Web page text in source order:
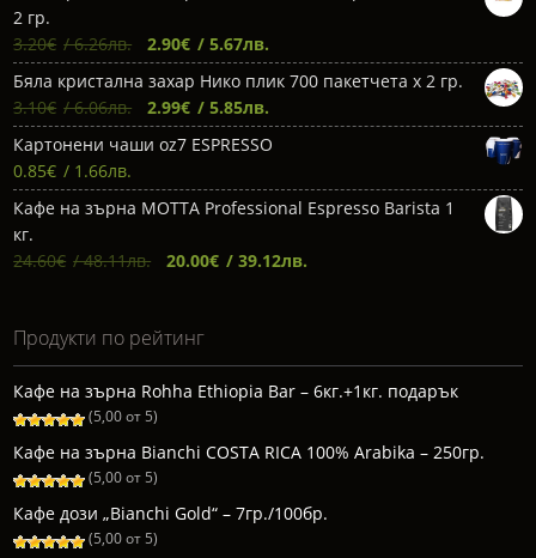
was:
2 гр.
3.20€ / 6.26лв.
Original
price
3.20€.
2.90€ / 5.67лв.Текущата
цена
2.90€.
Бяла кристална захар Нико плик 700 пакетчета х 2 гр.
3.10€ / 6.06лв.
Original
price
3.10€.
2.99€ / 5.85лв.Текущата
цена
2.99€.
Картонени чаши oz7 ESPRESSO
0.85€ / 1.66лв.
Кафе на зърна МОТТА Professional Espresso Barista 1
кг.
24.60€ / 48.11лв.
Original
24.60€.
20.00€ / 39.12лв.Текущата
Продукти по рейтинг
Кафе на зърна Rohha Ethiopia Bar – 6кг.+1кг. подарък
(5,00 от 5)
Кафе на зърна Bianchi COSTA RICA 100% Arabika – 250гр.
(5,00 от 5)
Кафе дози „Bianchi Gold“ – 7гр./100бр.
(5,00 от 5)